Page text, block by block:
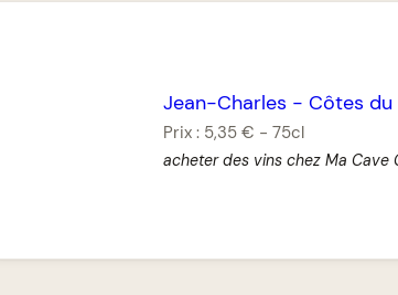
Jean-Charles - Côtes du
Prix : 5,35 € - 75cl
acheter des vins chez Ma Cave